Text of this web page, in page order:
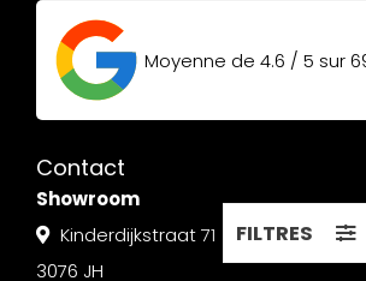
Moyenne de 4.6 / 5 sur
Contact
Showroom
Kinderdijkstraat 71
3076 JH
FILTRES